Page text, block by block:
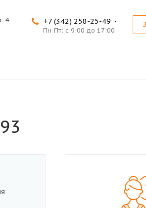
+7 (342) 258-25-49
Пн-Пт: с 9:00 до 17:00
4